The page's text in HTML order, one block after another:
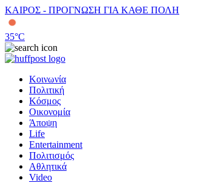
ΚΑΙΡΟΣ - ΠΡΟΓΝΩΣΗ ΓΙΑ ΚΑΘΕ ΠΟΛΗ
35°C
Κοινωνία
Πολιτική
Κόσμος
Οικονομία
Άποψη
Life
Entertainment
Πολιτισμός
Αθλητικά
Video